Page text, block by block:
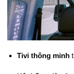
Tivi thông minh